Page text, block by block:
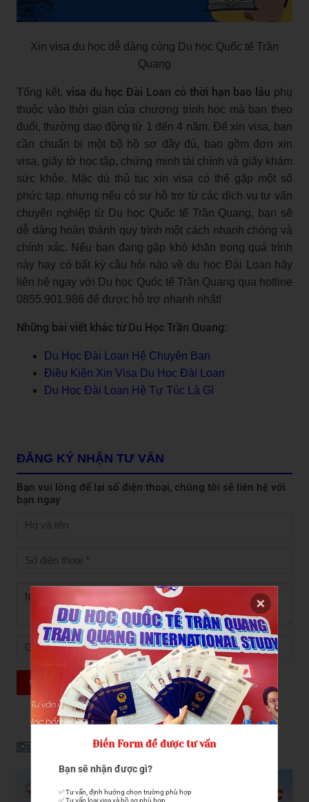
Xin visa du học dễ dàng cùng Du học Quốc tế Trần
Quang
Tổng kết, visa du học Đài Loan có thời hạn bao lâu phụ
thuộc vào thời gian của chương trình học mà bạn theo
đuổi, thường dao động từ 1 đến 4 năm. Để xin visa, bạn
cần chuẩn bị một bộ hồ sơ đầy đủ, bao gồm đơn xin
visa, giấy tờ học tập, chứng minh tài chính và giấy khám
sức khỏe. Mặc dù thủ tục xin visa có thể gặp một số
phức tạp, nhưng nếu có sự hỗ trợ từ các dịch vụ tư vấn
chuyên nghiệp từ Du học Quốc tế Trần Quang, bạn sẽ
dễ dàng hoàn thành quy trình một cách nhanh chóng và
chính xác. Nếu bạn đang gặp khó khăn trong quá trình
này hay có bất kỳ câu hỏi nào về du học Đài Loan hãy
liên hệ ngay với Du học Quốc tế Trần Quang qua hotline
0855.901.986 để được hỗ trợ nhanh nhất!
Những bài viết khác từ Du Học Trần Quang:
Du Học Đài Loan Hệ Chuyên Ban
Điều Kiện Xin Visa Du Học Đài Loan
Du Học Đài Loan Hệ Tự Túc Là Gì
ĐĂNG KÝ NHẬN TƯ VẤN
Bạn vui lòng để lại số điện thoại, chúng tôi sẽ liên hệ với
bạn ngay
GỬI ĐẾN TRẦN QUANG
Tin liên quanĐiền Form để được tư vấn
Bạn sẽ nhận được gì?
✅ Tư vấn, định hướng chọn trường phù hợp
✅ Tư vấn loại visa và hồ sơ phù hợp